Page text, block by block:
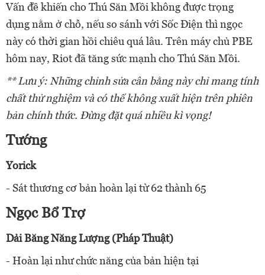
Vấn đề khiến cho Thú Săn Mồi không được trọng
dụng nằm ở chỗ, nếu so sánh với Sốc Điện thì ngọc
này có thời gian hồi chiêu quá lâu. Trên máy chủ PBE
hôm nay, Riot đã tăng sức mạnh cho Thú Săn Mồi.
** Lưu ý: Những chỉnh sửa cân bằng này chỉ mang tính
chất thử nghiệm và có thể không xuất hiện trên phiên
bản chính thức. Đừng đặt quá nhiều kì vọng!
Tướng
Yorick
- Sát thương cơ bản hoàn lại từ 62 thành 65
Ngọc Bổ Trợ
Dải Băng Năng Lượng (Pháp Thuật)
- Hoàn lại như chức năng của bản hiện tại